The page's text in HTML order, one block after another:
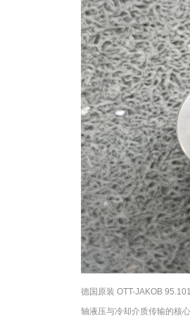
德国原装 OTT-JAKOB
轴液压与冷却介质传输的核